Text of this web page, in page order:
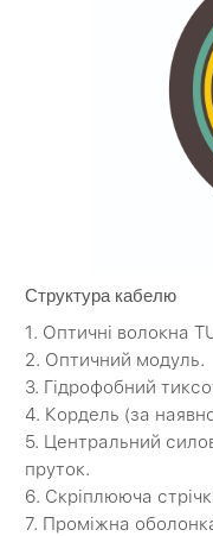
Структура кабелю
1. Оптичні волокна
2. Оптичний модуль.
3. Гідрофобний
4. Кордель (за
5. Центральний
пруток.
6. Скріплююча
7. Проміжна